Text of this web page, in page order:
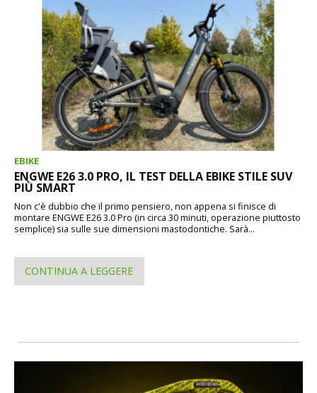
EBIKE
ENGWE E26 3.0 PRO, IL TEST DELLA EBIKE STILE SUV
PIÙ SMART
Non c'è dubbio che il primo pensiero, non appena si finisce di
montare ENGWE E26 3.0 Pro (in circa 30 minuti, operazione piuttosto
semplice) sia sulle sue dimensioni mastodontiche. Sarà...
CONTINUA A LEGGERE